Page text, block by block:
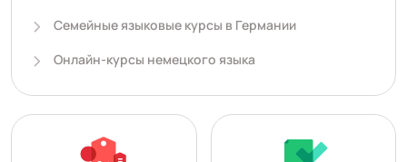
Семейные языковые курсы в Германии
Онлайн-курсы немецкого языка